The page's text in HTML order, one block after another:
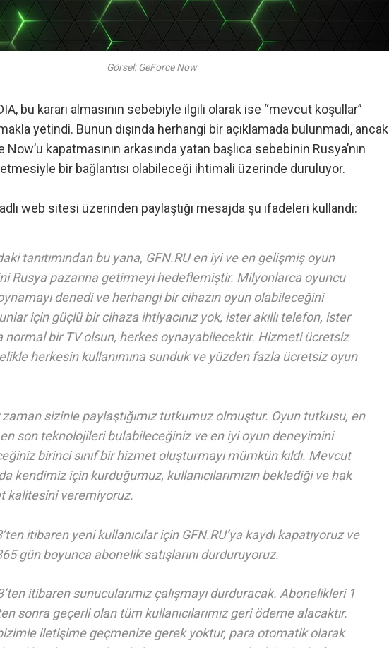
Görsel: GeForce Now
bu kararı almasının sebebiyle ilgili olarak ise “mevcut koşullar”
yetindi. Bunun dışında herhangi bir açıklamada bulunmadı, ancak
kapatmasının arkasında yatan başlıca sebebinin Rusya’nın
etmesiyle bir bağlantısı olabileceği ihtimali üzerinde duruluyor.
web sitesi üzerinden paylaştığı mesajda şu ifadeleri kullandı:
tanıtımından bu yana, GFN.RU en iyi ve en gelişmiş oyun
Rusya pazarına getirmeyi hedeflemiştir. Milyonlarca oyuncu
denedi ve herhangi bir cihazın oyun olabileceğini
için güçlü bir cihaza ihtiyacınız yok, ister akıllı telefon, ister
normal bir TV olsun, herkes oynayabilecektir. Hizmeti ücretsiz
herkesin kullanımına sunduk ve yüzden fazla ücretsiz oyun
sizinle paylaştığımız tutkumuz olmuştur. Oyun tutkusu, en
en son teknolojileri bulabileceğiniz ve en iyi oyun deneyimini
birinci sınıf bir hizmet oluşturmayı mümkün kıldı. Mevcut
kendimiz için kurduğumuz, kullanıcılarımızın beklediği ve hak
kalitesini veremiyoruz.
itibaren yeni kullanıcılar için GFN.RU’ya kaydı kapatıyoruz ve
gün boyunca abonelik satışlarını durduruyoruz.
itibaren sunucularımız çalışmayı durduracak. Abonelikleri 1
sonra geçerli olan tüm kullanıcılarımız geri ödeme alacaktır.
iletişime geçmenize gerek yoktur, para otomatik olarak